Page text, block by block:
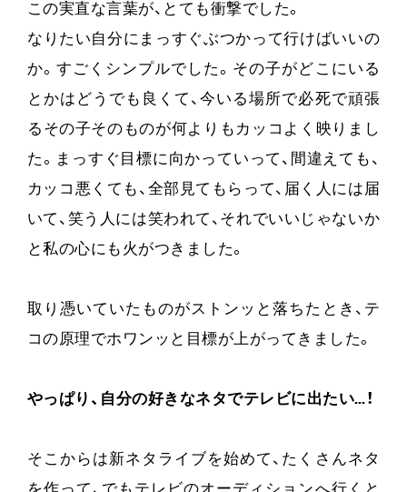
この実直な言葉が、とても衝撃でした。
なりたい自分にまっすぐぶつかって行けばいいの
か。すごくシンプルでした。その子がどこにいる
とかはどうでも良くて、今いる場所で必死で頑張
るその子そのものが何よりもカッコよく映りまし
た。まっすぐ目標に向かっていって、間違えても、
カッコ悪くても、全部見てもらって、届く人には届
いて、笑う人には笑われて、それでいいじゃないか
と私の心にも火がつきました。
取り憑いていたものがストンッと落ちたとき、テ
コの原理でホワンッと目標が上がってきました。
やっぱり、自分の好きなネタでテレビに出たい…！
そこからは新ネタライブを始めて、たくさんネタ